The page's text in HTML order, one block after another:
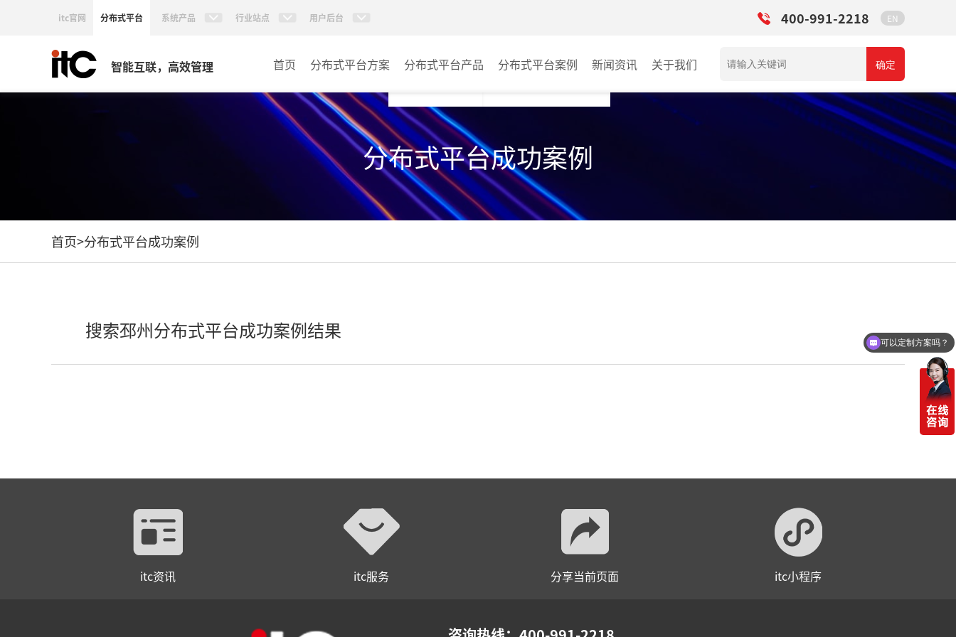
itc官网 分布式平台 系统产品 行业站点 用户后台 400-991-2218 EN
智能互联，高效管理 首页 分布式平台方案 分布式平台产品
AI智慧分布式系统
KVM坐席管理系统
分布式平台案例
报告厅
监控中心
城市大脑
新闻资讯 关于我们 确定
分布式平台成功案例
首页>分布式平台成功案例
搜索邳州分布式平台成功案例结果
itc资讯 itc服务 分享当前页面 itc小程序
可以定制方案吗？